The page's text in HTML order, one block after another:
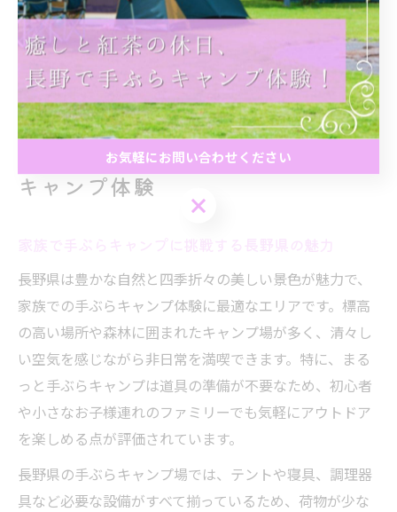
合ったキャンプ場を見つけやすくなります。まるっと手
ぶらキャンプを活用し、長野の大自然を安心・快適に満
喫しましょう。
家族で気軽に始める長野の手ぶら
キャンプ体験
家族で手ぶらキャンプに挑戦する長野県の魅力
長野県は豊かな自然と四季折々の美しい景色が魅力で、
家族での手ぶらキャンプ体験に最適なエリアです。標高
の高い場所や森林に囲まれたキャンプ場が多く、清々し
い空気を感じながら非日常を満喫できます。特に、まる
っと手ぶらキャンプは道具の準備が不要なため、初心者
や小さなお子様連れのファミリーでも気軽にアウトドア
を楽しめる点が評価されています。
長野県の手ぶらキャンプ場では、テントや寝具、調理器
具など必要な設備がすべて揃っているため、荷物が少な
お気軽にお問い合わせください
お気軽にお問い合わせください